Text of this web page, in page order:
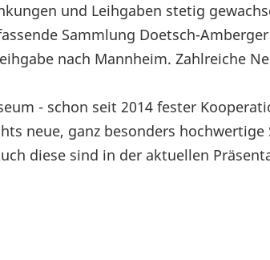
und Leihgaben stetig
Sammlung Doetsch-
nach Mannheim. Zahlreiche
- schon seit 2014 fester
neue, ganz besonders hochwertige
diese sind in der aktuellen